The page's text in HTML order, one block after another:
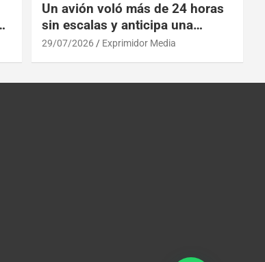
Un avión voló más de 24 horas
sin escalas y anticipa una
revolución en los viajes
29/07/2026 Exprimidor Media